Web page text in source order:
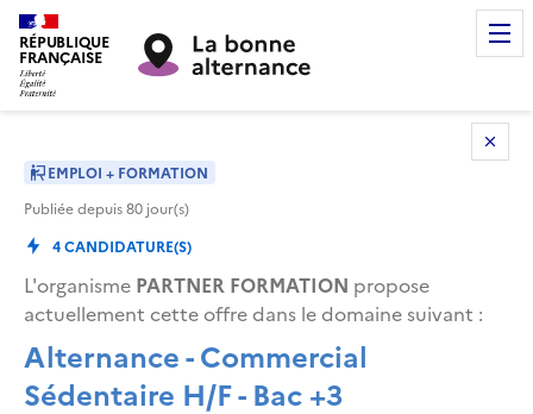
RÉPUBLIQUE
FRANÇAISE
EMPLOI + FORMATION
Publiée depuis80 jour(s)
4CANDIDATURE(S)
L'organisme PARTNER FORMATION propose
actuellement cette offre dans le domaine suivant :
Alternance - Commercial
Sédentaire H/F - Bac +3